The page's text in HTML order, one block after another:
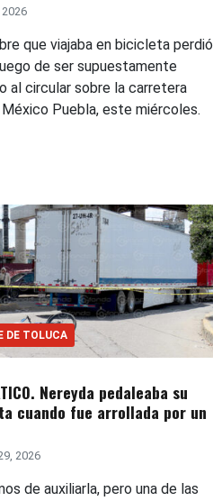
que viajaba en bicicleta perdió
de ser supuestamente
al circular sobre la carretera
Puebla, este miércoles.
DE TOLUCA
Nereyda pedaleaba su
cuando fue arrollada por un
2026
de auxiliarla, pero una de las